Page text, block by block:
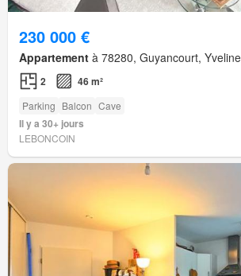
230 000 €
Appartement à 78280, Guyancourt,
2 46 m²
Parking Balcon Cave
Il y a 30+ jours
LEBONCOIN